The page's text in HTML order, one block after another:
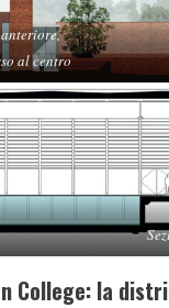
al centro
College: la